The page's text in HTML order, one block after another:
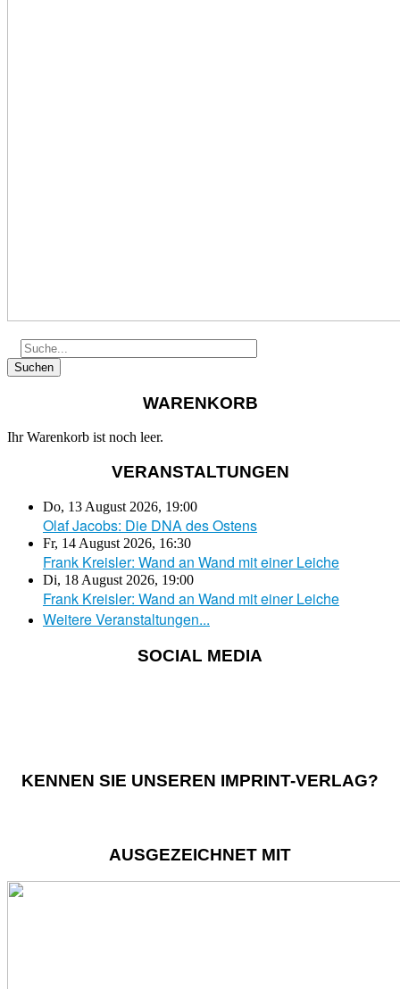
WARENKORB
Ihr Warenkorb ist noch leer.
VERANSTALTUNGEN
Do, 13 August 2026, 19:00
Olaf Jacobs: Die DNA des Ostens
Fr, 14 August 2026, 16:30
Frank Kreisler: Wand an Wand mit einer Leiche
Di, 18 August 2026, 19:00
Frank Kreisler: Wand an Wand mit einer Leiche
Weitere Veranstaltungen...
SOCIAL MEDIA
KENNEN SIE UNSEREN IMPRINT-VERLAG?
AUSGEZEICHNET MIT